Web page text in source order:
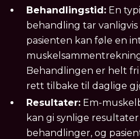
Behandlingstid: En
behandling tar
pasienten kan føle en
Behandlingen er helt
rett tilbake til daglige
Resultater: Em-
kan gi synlige
behandlinger, og